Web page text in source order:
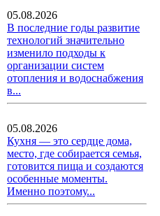
05.08.2026
В последние годы развитие
технологий значительно
изменило подходы к
организации систем
отопления и водоснабжения
в...
05.08.2026
Кухня — это сердце дома,
место, где собирается семья,
готовится пища и создаются
особенные моменты.
Именно поэтому...